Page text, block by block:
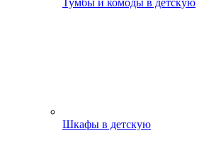
Тумбы и комоды в детскую
Шкафы в детскую